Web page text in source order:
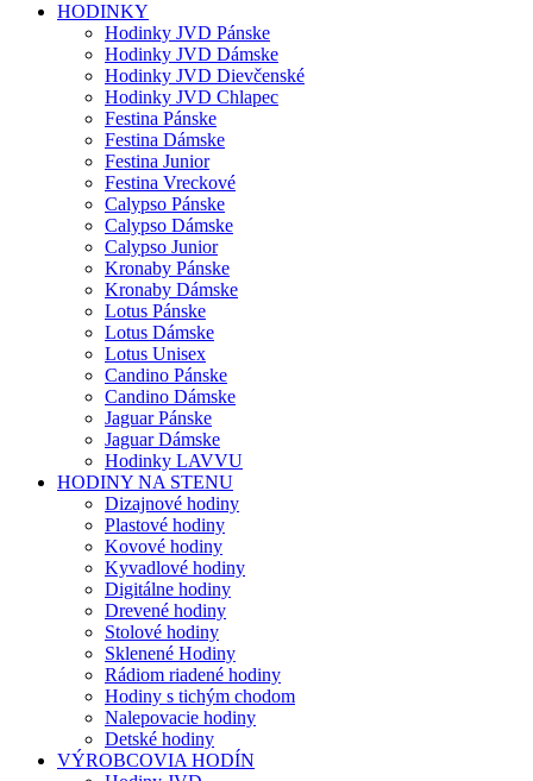
HODINKY
Hodinky JVD Pánske
Hodinky JVD Dámske
Hodinky JVD Dievčenské
Hodinky JVD Chlapec
Festina Pánske
Festina Dámske
Festina Junior
Festina Vreckové
Calypso Pánske
Calypso Dámske
Calypso Junior
Kronaby Pánske
Kronaby Dámske
Lotus Pánske
Lotus Dámske
Lotus Unisex
Candino Pánske
Candino Dámske
Jaguar Pánske
Jaguar Dámske
Hodinky LAVVU
HODINY NA STENU
Dizajnové hodiny
Plastové hodiny
Kovové hodiny
Kyvadlové hodiny
Digitálne hodiny
Drevené hodiny
Stolové hodiny
Sklenené Hodiny
Rádiom riadené hodiny
Hodiny s tichým chodom
Nalepovacie hodiny
Detské hodiny
VÝROBCOVIA HODÍN